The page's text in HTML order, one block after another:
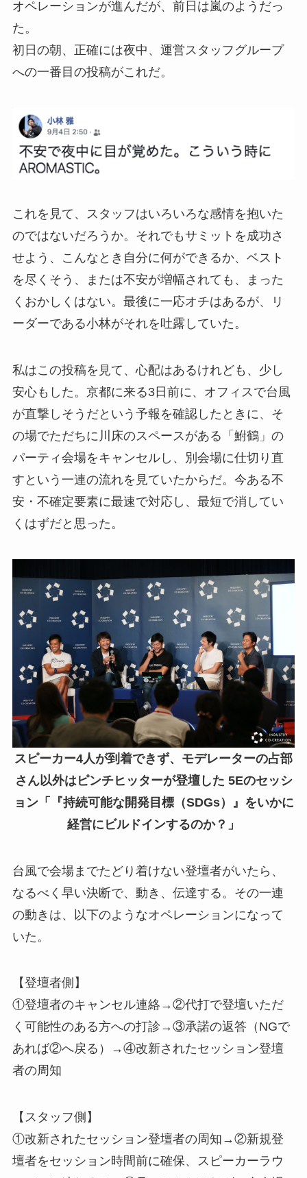
オペレーションが進んだが、前日は嵐のようだっ
た。
初日の朝、正確には夜中、運営スタッフグループ
への一番目の投稿がこれだ。
これを見て、スタッフはいろいろな感情を抱いた
のではないだろうか。それでもサミットを成功さ
せよう、こんなとき自分に何ができるか、ベスト
を尽くそう、または不安が増幅されても、まった
くおかしくはない。最後に一応オチはあるが、リ
ーダーである小林がそれを吐露していた。
私はこの投稿を見て、心配はあるけれども、少し
安心もした。京都に来る3日前に、オフィスで台風
が直撃しそうだという予報を確認したときに、そ
の場でただちに川床のスペースがある「鮒鶴」の
パーティ会場をキャンセルし、別会場に仕切り直
すという一連の流れを見ていたからだ。今ある不
安・不確定要素に最速で対応し、最短で消してい
くはずだと思った。
スピーカー4人が到着できず、モデレーターの占部
さん以外はピンチヒッターが登壇した 5Eのセッシ
ョン「『持続可能な開発目標（SDGs）』をいかに
経営にビルドインするのか？」
台風で会場までたどり着けない登壇者がいたら、
なるべく早い決断で、動き、伝達する。その一連
の動きは、以下のようなオペレーションになって
いた。
【登壇者側】
①登壇者のキャンセル連絡→②代打で登壇いただ
く可能性のある方への打診→③承諾の返答（NGで
あれば②へ戻る）→④改新されたセッション登壇
者の周知
【スタッフ側】
①改新されたセッション登壇者の周知→②新規登
壇者をセッション時間前に確保、スピーカーラウ